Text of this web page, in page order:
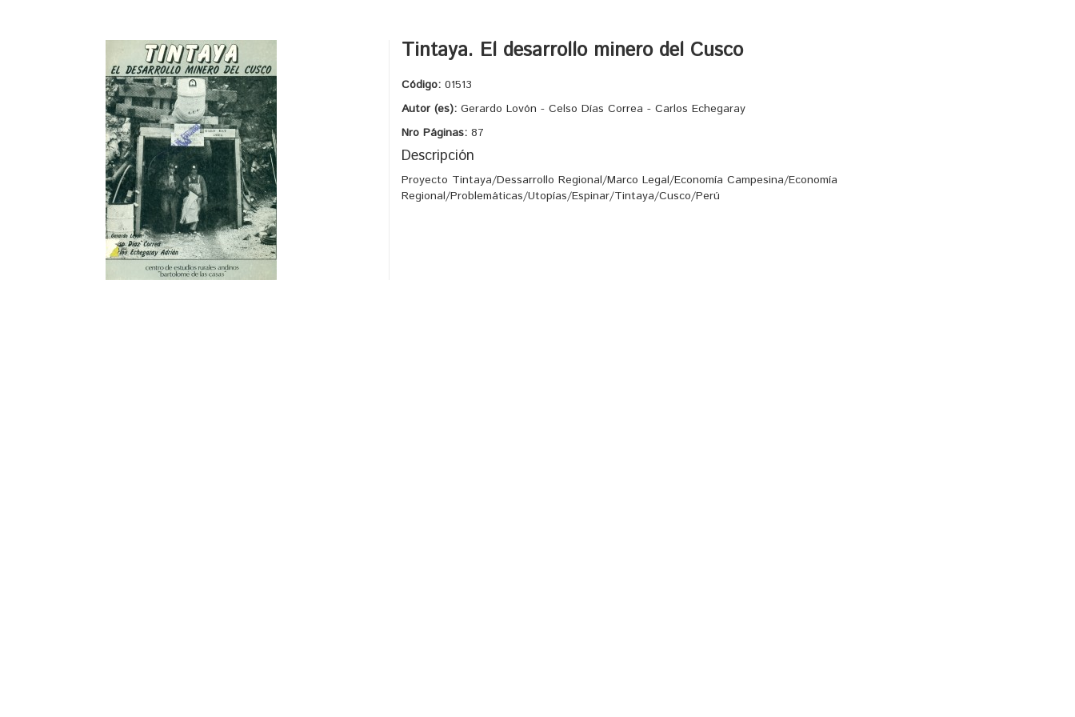
Tintaya. El desarrollo minero del Cusco
Código: 01513
Autor (es): Gerardo Lovón - Celso Días Correa - Carlos Echegaray
Nro Páginas: 87
Descripción
Proyecto Tintaya/Dessarrollo Regional/Marco Legal/Economía Campesina/Economía
Regional/Problemáticas/Utopías/Espinar/Tintaya/Cusco/Perú